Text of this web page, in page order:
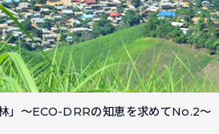
」～ECO-DRRの知恵を求めてNo.2～